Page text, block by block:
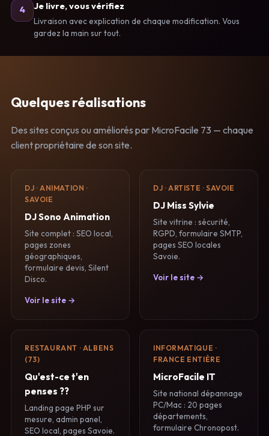
4 Je livre, vous vérifiez
Livraison avec explication de chaque modification. Vous
gardez la main sur tout.
Quelques réalisations
Des sites conçus ou améliorés par MicroFacile 73 — chaque
client propriétaire de son site.
DJ · ANIMATION ·
SAVOIE
DJ Sono Animation
Site complet : SEO local,
pages zones
géographiques,
formulaire devis, Silent
Disco.
Voir le site →
DJ · ARTISTE · SAVOIE
DJ Miss Sylvie
Site vitrine : sécurité,
RGPD, formulaire SMTP,
pages SEO locales
Savoie.
Voir le site →
RESTAURANT · ALBENS
(73)
Qu'est-ce t'en
penses ??
Landing page PHP sur
mesure, admin panel,
SEO local, pages Savoie.
INFORMATIQUE ·
FRANCE ENTIÈRE
MicroFacile IT
Site national dépannage
PC/Mac : 20 pages
départements,
formulaire Chronopost.